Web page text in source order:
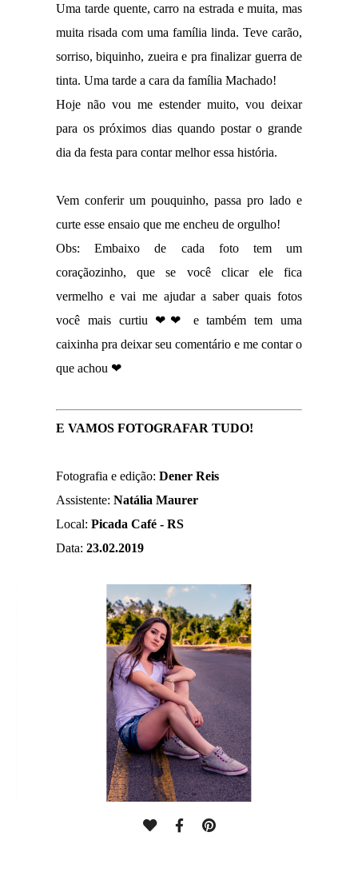
Uma tarde quente, carro na estrada e muita, mas
muita risada com uma família linda. Teve carão,
sorriso, biquinho, zueira e pra finalizar guerra de
tinta. Uma tarde a cara da família Machado!
Hoje não vou me estender muito, vou deixar
para os próximos dias quando postar o grande
dia da festa para contar melhor essa história.
Vem conferir um pouquinho, passa pro lado e
curte esse ensaio que me encheu de orgulho!
Obs: Embaixo de cada foto tem um
coraçãozinho, que se você clicar ele fica
vermelho e vai me ajudar a saber quais fotos
você mais curtiu ❤❤ e também tem uma
caixinha pra deixar seu comentário e me contar o
que achou ❤
E VAMOS FOTOGRAFAR TUDO!
Fotografia e edição: Dener Reis
Assistente: Natália Maurer
Local: Picada Café - RS
Data: 23.02.2019